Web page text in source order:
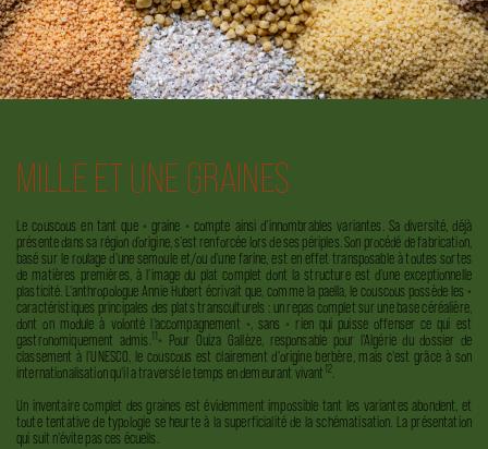
MILLE ET UNE GRAINES
Le couscous en tant que « graine » compte ainsi d’innombrables variantes. Sa diversité, déjà
présente dans sa région d’origine, s’est renforcée lors de ses périples. Son procédé de fabrication,
basé sur le roulage d’une semoule et/ou d’une farine, est en effet transposable à toutes sortes
de matières premières, à l’image du plat complet dont la structure est d’une exceptionnelle
plasticité. L'anthropologue Annie Hubert écrivait que, comme la paella, le couscous possède les «
caractéristiques principales des plats transculturels : un repas complet sur une base céréalière,
dont on module à volonté l'accompagnement », sans « rien qui puisse offenser ce qui est
gastronomiquement admis. 11» Pour Ouiza Gallèze, responsable pour l'Algérie du dossier de
classement à l'UNESCO, le couscous est clairement d'origine berbère, mais c'est grâce à son
internationalisation qu'il a traversé le temps endemeurant vivant 12.
Un inventaire complet des graines est évidemment impossible tant les variantes abondent, et
toute tentative de typologie se heurte à la superficialité de la schématisation. La présentation
qui suit n’évite pas ces écueils.